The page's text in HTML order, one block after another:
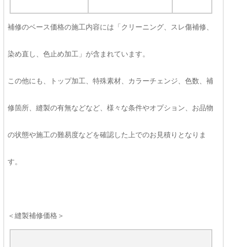
補修のベース価格の施工内容には「クリーニング、スレ傷補修、
染め直し、色止め加工」が含まれています。
この他にも、トップ加工、特殊素材、カラーチェンジ、色数、補
修箇所、縫製の有無などなど、様々な条件やオプション、お品物
の状態や施工の難易度などを確認した上でのお見積りとなりま
す。
＜縫製補修価格＞